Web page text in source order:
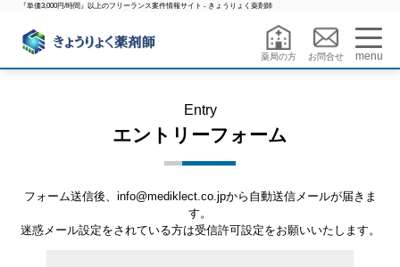
『単価3,000円/時間』以上のフリーランス案件情報サイト - きょうりょく薬剤師
薬局の方 お問合せ menu
Entry
エントリーフォーム
フォーム送信後、info@mediklect.co.jpから自動送信メールが届きま
す。
迷惑メール設定をされている方は受信許可設定をお願いいたします。